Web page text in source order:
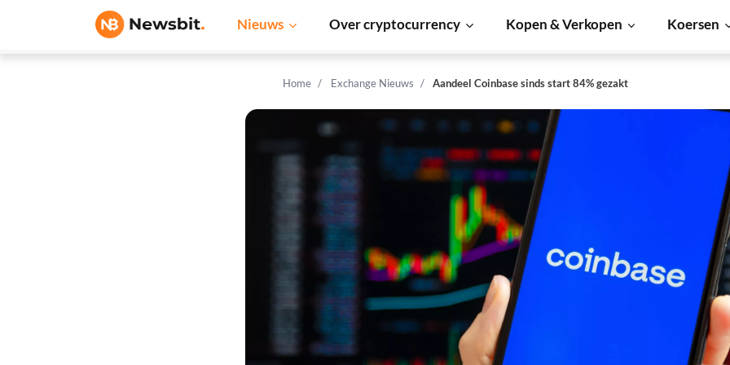
Nieuws Over cryptocurrency Kopen & Verkopen Koersen
Home Exchange Nieuws Aandeel Coinbase sinds start 84% gezakt